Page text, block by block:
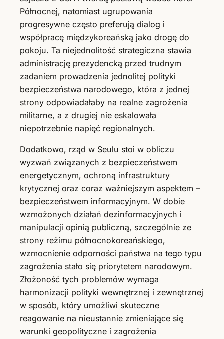
Północnej, natomiast ugrupowania
progresywne często preferują dialog i
współpracę międzykoreańską jako drogę do
pokoju. Ta niejednolitość strategiczna stawia
administrację prezydencką przed trudnym
zadaniem prowadzenia jednolitej polityki
bezpieczeństwa narodowego, która z jednej
strony odpowiadałaby na realne zagrożenia
militarne, a z drugiej nie eskalowała
niepotrzebnie napięć regionalnych.
Dodatkowo, rząd w Seulu stoi w obliczu
wyzwań związanych z bezpieczeństwem
energetycznym, ochroną infrastruktury
krytycznej oraz coraz ważniejszym aspektem –
bezpieczeństwem informacyjnym. W dobie
wzmożonych działań dezinformacyjnych i
manipulacji opinią publiczną, szczególnie ze
strony reżimu północnokoreańskiego,
wzmocnienie odporności państwa na tego typu
zagrożenia stało się priorytetem narodowym.
Złożoność tych problemów wymaga
harmonizacji polityki wewnętrznej i zewnętrznej
w sposób, który umożliwi skuteczne
reagowanie na nieustannie zmieniające się
warunki geopolityczne i zagrożenia